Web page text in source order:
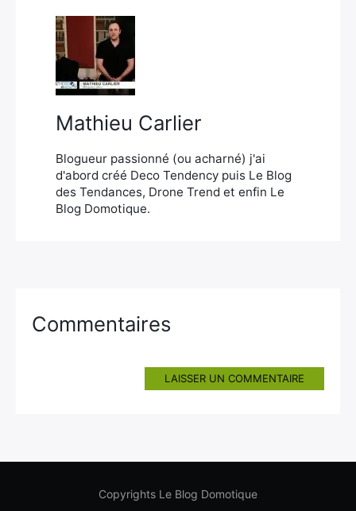
Mathieu Carlier
Blogueur passionné (ou acharné) j'ai
d'abord créé Deco Tendency puis Le Blog
des Tendances, Drone Trend et enfin Le
Blog Domotique.
Commentaires
LAISSER UN COMMENTAIRE
Copyrights Le Blog Domotique